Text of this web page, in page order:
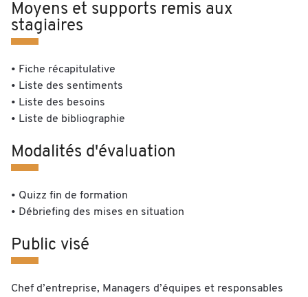
Moyens et supports remis aux
stagiaires
• Fiche récapitulative
• Liste des sentiments
• Liste des besoins
• Liste de bibliographie
Modalités d'évaluation
• Quizz fin de formation
• Débriefing des mises en situation
Public visé
Chef d’entreprise, Managers d’équipes et responsables